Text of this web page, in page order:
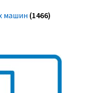
машин (1466)